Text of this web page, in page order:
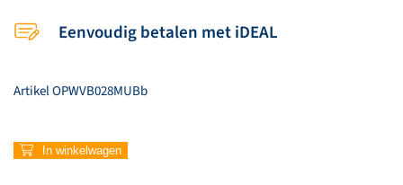
Eenvoudig betalen met iDEAL
ArtikelOPWVB028MUBb
Muziekboek
In winkelwagen